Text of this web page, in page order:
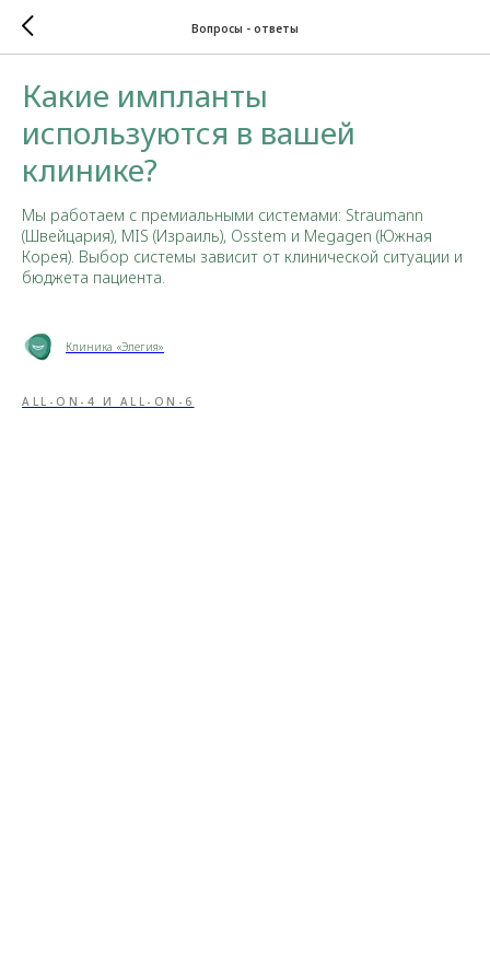
Вопросы - ответы
Какие импланты
используются в вашей
клинике?
Мы работаем с премиальными системами: Straumann
(Швейцария), MIS (Израиль), Osstem и Megagen (Южная
Корея). Выбор системы зависит от клинической ситуации и
бюджета пациента.
Клиника «Элегия»
ALL-ON-4 И ALL-ON-6